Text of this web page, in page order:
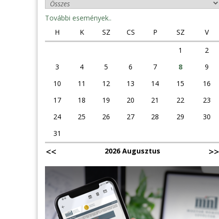
További események..
H
K SZ CS P SZ
V
1
2
3
4 5 6 7 8
9
10
11 12 13 14 15
16
17
18 19 20 21 22
23
24
25 26 27 28 29
30
31
2026 Augusztus